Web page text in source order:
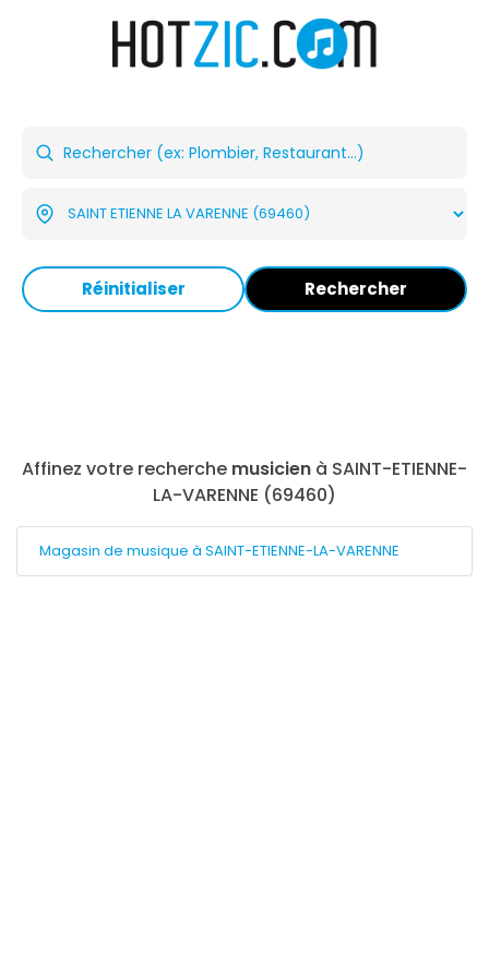
Réinitialiser Rechercher
Affinez votre recherche musicien à SAINT-ETIENNE-
LA-VARENNE (69460)
Magasin de musique à SAINT-ETIENNE-LA-VARENNE